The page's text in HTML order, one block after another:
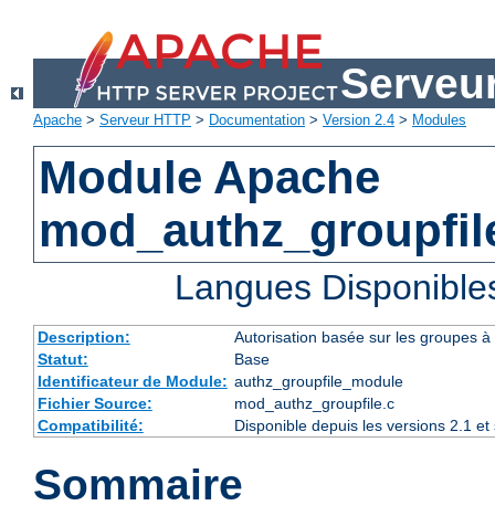
Apache > Serveur HTTP > Documentation > Version 2.4 > Modules
Module Apache
Langues
Description:
Autorisation basée sur les groupes
Statut:
Base
Identificateur de Module: authz_groupfile_module
Fichier Source:
mod_authz_groupfile.c
Compatibilité:
Disponible depuis les versions 2.1
Sommaire